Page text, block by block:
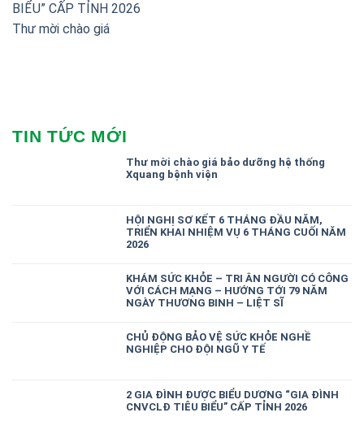
BIỂU” CẤP TỈNH 2026
Thư mời chào giá
TIN TỨC MỚI
Thư mời chào giá bảo dưỡng hệ thống
Xquang bệnh viện
HỘI NGHỊ SƠ KẾT 6 THÁNG ĐẦU NĂM,
TRIỂN KHAI NHIỆM VỤ 6 THÁNG CUỐI NĂM
2026
KHÁM SỨC KHỎE – TRI ÂN NGƯỜI CÓ CÔNG
VỚI CÁCH MẠNG – HƯỚNG TỚI 79 NĂM
NGÀY THƯƠNG BINH – LIỆT SĨ
CHỦ ĐỘNG BẢO VỆ SỨC KHỎE NGHỀ
NGHIỆP CHO ĐỘI NGŨ Y TẾ
2 GIA ĐÌNH ĐƯỢC BIỂU DƯƠNG “GIA ĐÌNH
CNVCLĐ TIÊU BIỂU” CẤP TỈNH 2026